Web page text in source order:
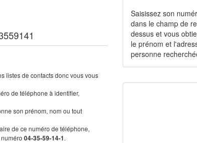
listes de contacts donc vous vous
de téléphone à identifier,
son prénom, nom ou tout
de ce numéro de téléphone,
04-35-59-14-1.
Saisissez son
dans le champ de
dessus et vous
le prénom et
personne